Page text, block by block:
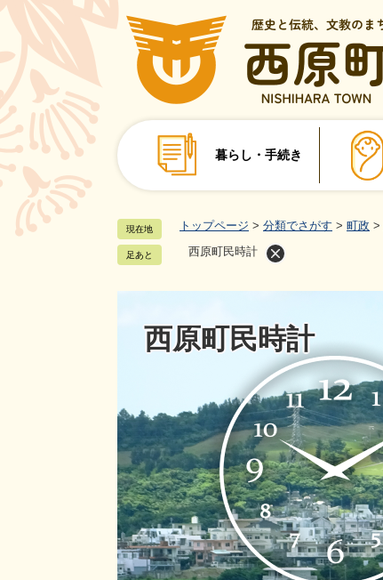
ペ
ジ
先
頭
で
。
暮らし・手続き
現在地 トップページ > 分類でさがす > 町政 >
足あと 西原町民時計
西原町民時計